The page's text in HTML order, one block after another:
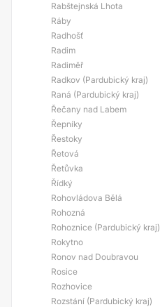
Rabštejnská Lhota
Ráby
Radhošť
Radim
Radiměř
Radkov (Pardubický kraj)
Raná (Pardubický kraj)
Řečany nad Labem
Řepníky
Řestoky
Řetová
Řetůvka
Řídký
Rohovládova Bělá
Rohozná
Rohoznice (Pardubický kraj)
Rokytno
Ronov nad Doubravou
Rosice
Rozhovice
Rozstání (Pardubický kraj)